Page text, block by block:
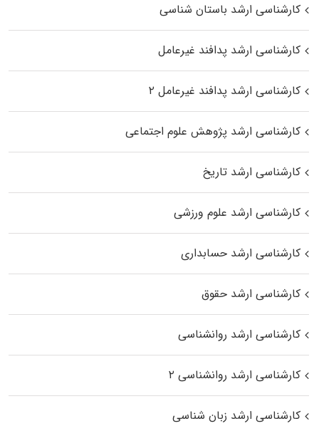
کارشناسی ارشد باستان شناسی
کارشناسی ارشد پدافند غیرعامل
کارشناسی ارشد پدافند غیرعامل ۲
کارشناسی ارشد پژوهش علوم اجتماعی
کارشناسی ارشد تاریخ
کارشناسی ارشد علوم ورزشی
کارشناسی ارشد حسابداری
کارشناسی ارشد حقوق
کارشناسی ارشد روانشناسی
کارشناسی ارشد روانشناسی ۲
کارشناسی ارشد زبان شناسی